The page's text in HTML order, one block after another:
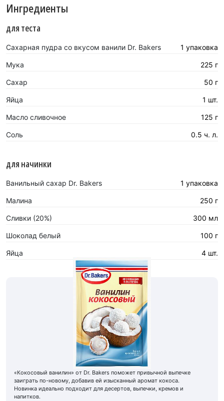
Ингредиенты
для теста
Сахарная пудра со вкусом ванили Dr. Bakers 1 упаковка
Мука 225 г
Сахар 50 г
Яйца 1 шт.
Масло сливочное 125 г
Соль 0.5 ч. л.
для начинки
Ванильный сахар Dr. Bakers 1 упаковка
Малина 250 г
Сливки (20%) 300 мл
Шоколад белый 100 г
Яйца 4 шт.
«Кокосовый ванилин» от Dr. Bakers поможет привычной выпечке
заиграть по-новому, добавив ей изысканный аромат кокоса.
Новинка идеально подходит для десертов, выпечки, кремов и
напитков.